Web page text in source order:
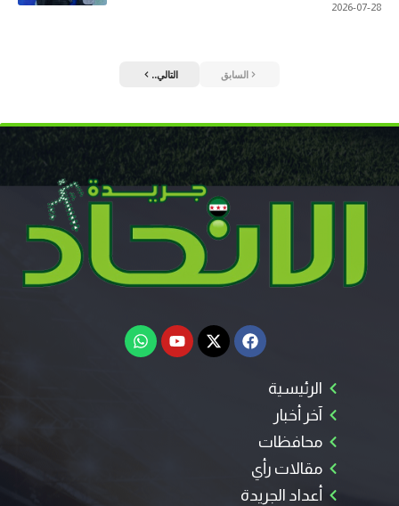
2026-07-28
السابق التالي..
الرئيسية
آخر أخبار
محافظات
مقالات رأي
أعداد الجريدة